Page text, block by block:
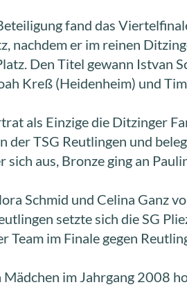
fand das
nachdem er im reinen
Den Titel gewann Istvan
Kreß (Heidenheim) und
als Einzige die Ditzinger
der TSG Reutlingen und
sich aus, Bronze ging an
Schmid und Celina Ganz
setzte sich die SG
Team im Finale gegen
im Jahrgang 2008